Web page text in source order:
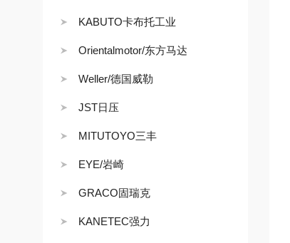
KABUTO卡布托工业
Orientalmotor/东方马达
Weller/德国威勒
JST日压
MITUTOYO三丰
EYE/岩崎
GRACO固瑞克
KANETEC强力